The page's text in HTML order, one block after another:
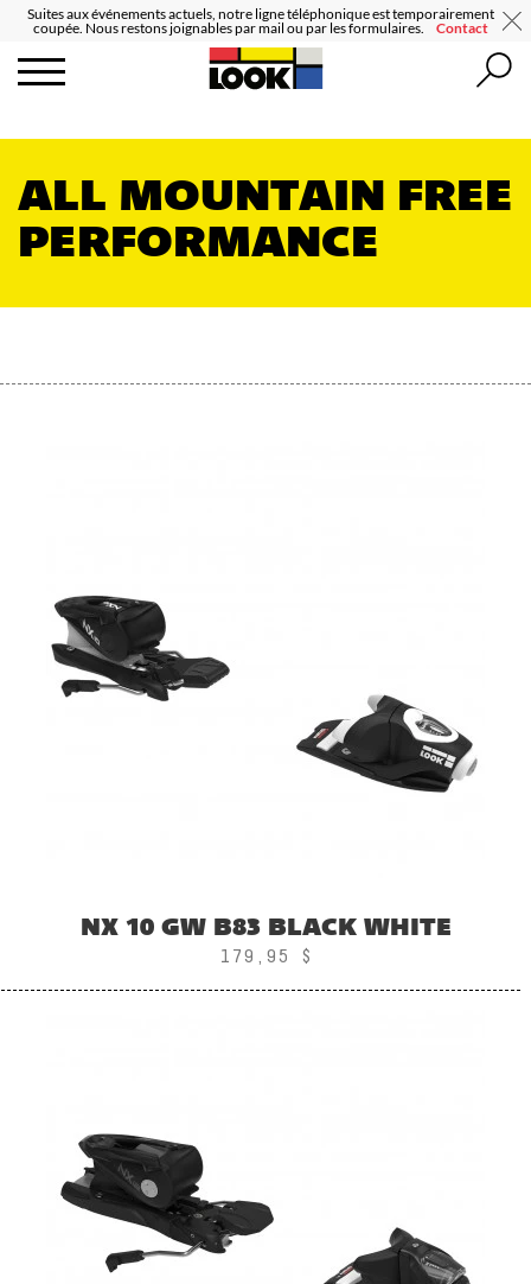
Suites aux événements actuels, notre ligne téléphonique est temporairement
coupée. Nous restons joignables par mail ou par les formulaires.
Contact
ALL MOUNTAIN FREE
PERFORMANCE
NX 10 GW B83 BLACK WHITE
179,95 $